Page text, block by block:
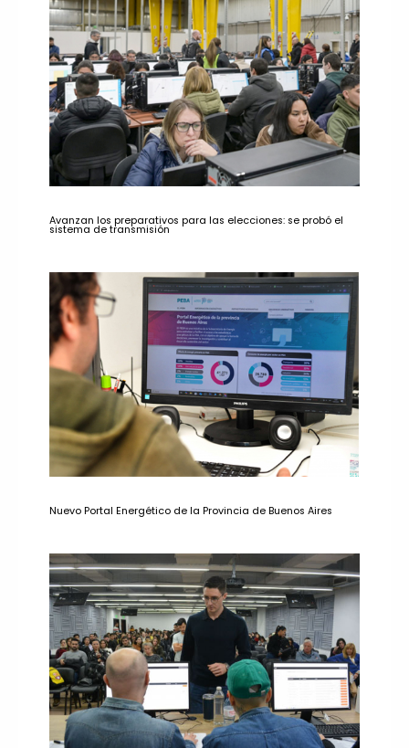
Avanzan los preparativos para las elecciones: se probó el
sistema de transmisión
Nuevo Portal Energético de la Provincia de Buenos Aires